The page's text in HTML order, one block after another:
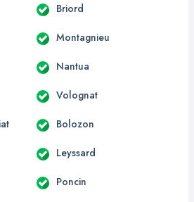
Briord
Montagnieu
Nantua
Volognat
Bolozon
Leyssard
Poncin